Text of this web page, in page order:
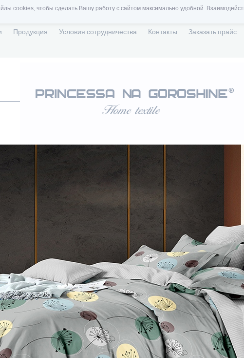
cookies, чтобы сделать Вашу работу с сайтом максимально удобной.
Продукция Условия сотрудничества Контакты Заказать прайс